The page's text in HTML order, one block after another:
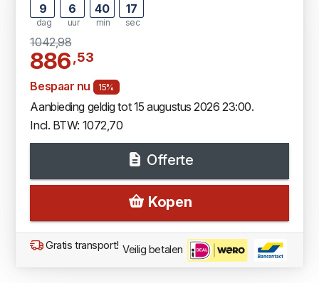
9
dag
6
uur
40
min
17
sec
1042,98
886 ,53
Bespaar nu 15%
Aanbieding geldig tot 15 augustus 2026 23:00.
Incl. BTW: 1072,70
Offerte
Kopen
Gratis transport! Veilig betalen